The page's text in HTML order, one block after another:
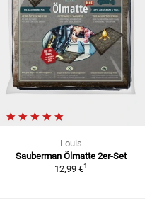
Louis
Sauberman Ölmatte 2er-Set
12,99 €1